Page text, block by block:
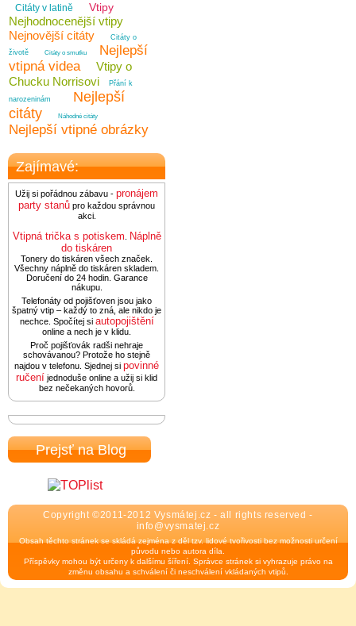
Citáty v latině Vtipy
Nejhodnocenější vtipy
Nejnovější citáty
Citáty o
životě
Citáty o smutku
Nejlepší
vtipná videa
Vtipy o
Chucku Norrisovi
Přání k
narozeninám
Nejlepší
citáty
Náhodné citáty
Nejlepší vtipné obrázky
Zajímavé:
Užij si pořádnou zábavu - pronájem
party stanů pro každou správnou
akci.
Vtipná trička s potiskem Náplně
do tiskáren
Tonery do tiskáren všech značek.
Všechny náplně do tiskáren skladem.
Doručení do 24 hodin. Garance
nákupu.
Telefonáty od pojišťoven jsou jako
špatný vtip – každý to zná, ale nikdo je
nechce. Spočítej si autopojištění
online a nech je v klidu.
Proč pojišťovák radši nehraje
schovávanou? Protože ho stejně
najdou v telefonu. Sjednej si povinné
ručení jednoduše online a užij si klid
bez nečekaných hovorů.
Prejsť na Blog
Copyright ©2011-2012 Vysmátej.cz - all rights reserved -
info@vysmatej.cz
Obsah těchto stránek se skládá zejména z děl tzv. lidové tvořivosti bez možnosti určení
původu nebo autora díla.
Příspěvky mohou být určeny k dalšímu šíření. Správce stránek si vyhrazuje právo na
změnu obsahu a schválení či neschválení vkládaných vtipů.